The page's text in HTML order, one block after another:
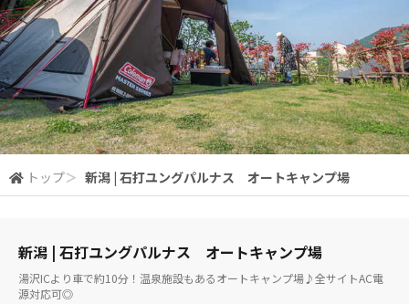
トップ＞ 新潟 | 石打ユングパルナス オートキャンプ場
新潟 | 石打ユングパルナス オートキャンプ場
湯沢ICより車で約10分！温泉施設もあるオートキャンプ場♪全サイトAC電
源対応可◎